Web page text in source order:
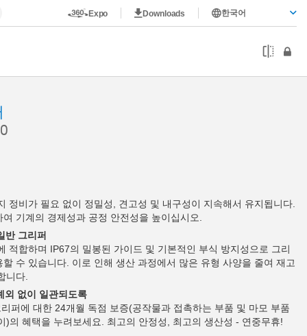
Expo Downloads 한국어
정비가 필요 없이 정밀성, 견고성 및 내구성이 지속해서 유지됩니다.
기계의 경제성과 공정 안전성을 높이십시오.
반 그리퍼
적합하며 IP67의 밀봉된 가이드 및 기본적인 부식 방지성으로 그리
수 있습니다. 이로 인해 생산 과정에서 많은 유형 사양을 줄여 재고
니다.
외 없이 일관되도록
퍼에 대한 24개월 독점 보증(공작물과 접촉하는 부품 및 마모 부품
)의 혜택을 누려보세요. 최고의 안정성, 최고의 생산성 - 연중무휴!